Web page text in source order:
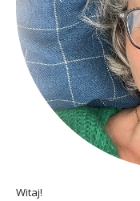
Witaj!